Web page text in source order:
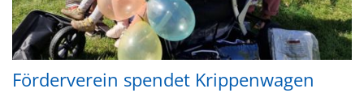
Förderverein spendet Krippenwagen